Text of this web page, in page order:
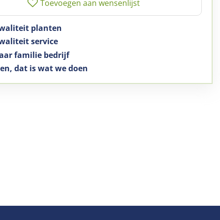
planten
service
familie bedrijf
dat is wat we doen